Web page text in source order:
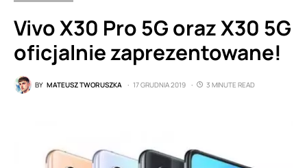
Vivo X30 Pro 5G oraz X30 5G
oficjalnie zaprezentowane!
BY MATEUSZ TWORUSZKA 17 GRUDNIA 2019 3 MINUTE READ